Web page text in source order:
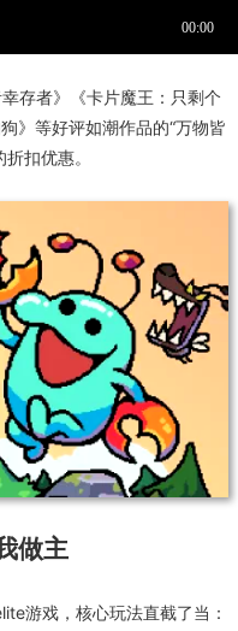
存者》《卡片魔王：只剩个
》等好评如潮作品的“万物皆
扣优惠。
做主
游戏，核心玩法直截了当：